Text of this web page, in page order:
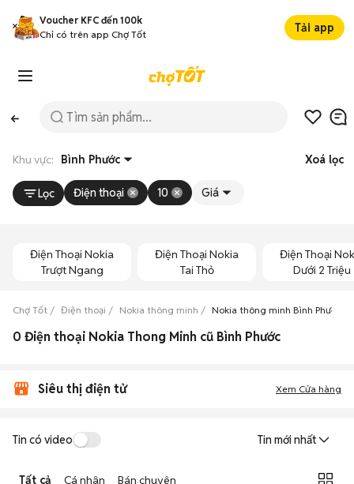
Voucher KFC đến 100k
Chỉ có trên app Chợ Tốt
Tải app
Khu vực: Bình Phước Xoá lọc
Lọc Điện thoại 10 Giá
Điện Thoại Nokia
Trượt Ngang
Điện Thoại Nokia
Tai Thỏ
Điện Thoại
Dưới 2 Triệu
Chợ Tốt Điện thoại Nokia thông minh Nokia thông minh Bình Phước
0 Điện thoại Nokia Thong Minh cũ Bình Phước
Siêu thị điện tử Xem Cửa hàng
Tin có video Tin mới nhất
Tất cả Cá nhân Bán chuyên